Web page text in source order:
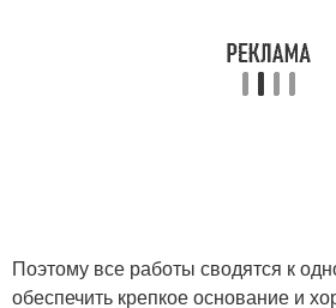
Поэтому все работы сводятся к
обеспечить крепкое основание и